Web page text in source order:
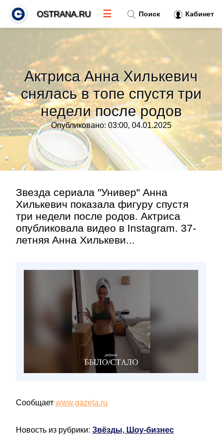
Актриса Анна Хилькевич
снялась в топе спустя три
недели после родов
Опубликовано: 03:00, 04.01.2025
Звезда сериала "Универ" Анна
Хилькевич показала фигуру спустя
три недели после родов. Актриса
опубликовала видео в Instagram. 37-
летняя Анна Хилькеви...
Сообщает www.gazeta.ru
Новость из рубрики: Звёзды, Шоу-бизнес
Поиск Кабинет
OSTRANA.RU ☰
Тренды новостей »
Рубрики»
Правила
Контакт»